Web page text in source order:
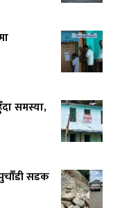
समस्या,
सडक